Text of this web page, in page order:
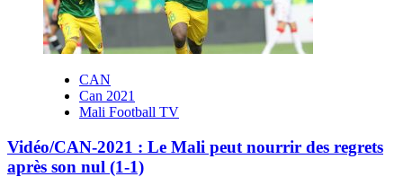
CAN
Can 2021
Mali Football TV
Vidéo/CAN-2021 : Le Mali peut nourrir des regrets
après son nul (1-1)